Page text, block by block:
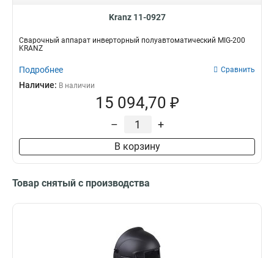
Kranz 11-0927
Сварочный аппарат инверторный полуавтоматический MIG-200
KRANZ
Подробнее Сравнить
Наличие: В наличии
15 094,70 ₽
– +
В корзину
Товар снятый с производства